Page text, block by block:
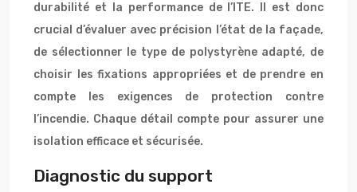
durabilité et la performance de l’ITE. Il est donc
crucial d’évaluer avec précision l’état de la façade,
de sélectionner le type de polystyrène adapté, de
choisir les fixations appropriées et de prendre en
compte les exigences de protection contre
l’incendie. Chaque détail compte pour assurer une
isolation efficace et sécurisée.
Diagnostic du support